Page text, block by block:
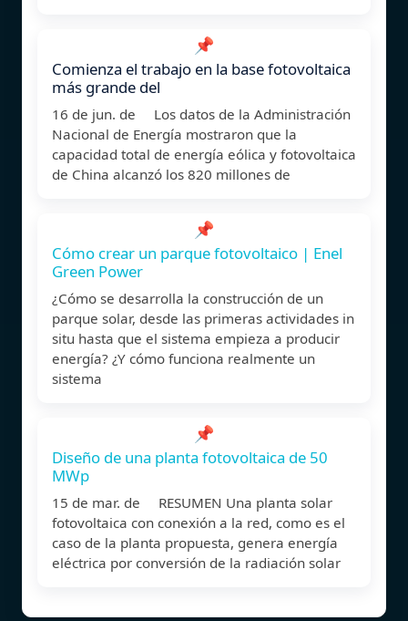
📌
Comienza el trabajo en la base fotovoltaica
más grande del
16 de jun. de Los datos de la Administración
Nacional de Energía mostraron que la
capacidad total de energía eólica y fotovoltaica
de China alcanzó los 820 millones de
📌
Cómo crear un parque fotovoltaico | Enel
Green Power
¿Cómo se desarrolla la construcción de un
parque solar, desde las primeras actividades in
situ hasta que el sistema empieza a producir
energía? ¿Y cómo funciona realmente un
sistema
📌
Diseño de una planta fotovoltaica de 50
MWp
15 de mar. de RESUMEN Una planta solar
fotovoltaica con conexión a la red, como es el
caso de la planta propuesta, genera energía
eléctrica por conversión de la radiación solar